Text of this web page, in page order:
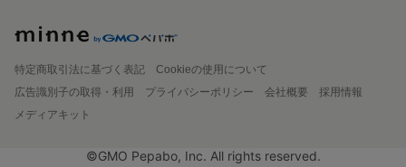
特定商取引法に基づく表記
Cookieの使用について
広告識別子の取得・利用
プライバシーポリシー 会社概要
採用情報
メディアキット
©GMO Pepabo, Inc. All rights reserved.